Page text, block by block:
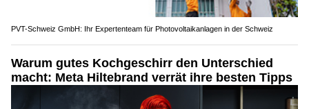
PVT-Schweiz GmbH: Ihr Expertenteam für Photovoltaikanlagen in der Schweiz
Warum gutes Kochgeschirr den Unterschied
macht: Meta Hiltebrand verrät ihre besten Tipps